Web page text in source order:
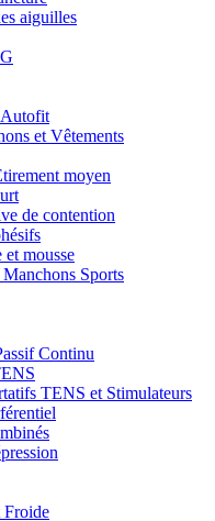
aiguilles
et Vêtements
moyen
de contention
et mousse
Manchons Sports
Continu
TENS et Stimulateurs
Froide